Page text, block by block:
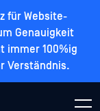
für Website-
Genauigkeit
immer 100%ig
Verständnis.